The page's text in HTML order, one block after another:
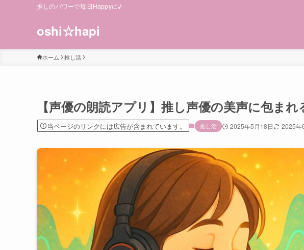
推しのパワーで毎日Happyに♪
oshi☆hapi
ホーム 推し活
【声優の朗読アプリ】推し声優の美声に包ま
当ページのリンクには広告が含まれています。 推し活 2025年5月18日 2025年